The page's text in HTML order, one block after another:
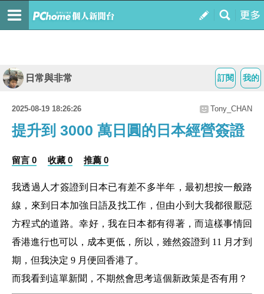
我的
訂閱
日常與非常
2025-08-19 18:26:26 Tony_CHAN
提升到 3000 萬日圓的日本經營簽證
留言 0 收藏 0 推薦 0
我透過人才簽證到日本已有差不多半年，最初想按一般路
線，來到日本加強日語及找工作，但由小到大我都很厭惡
方程式的道路。幸好，我在日本都有得著，而這樣事情回
香港進行也可以，成本更低，所以，雖然簽證到 11 月才到
期，但我決定 9 月便回香港了。
而我看到這單新聞，不期然會思考這個新政策是否有用？